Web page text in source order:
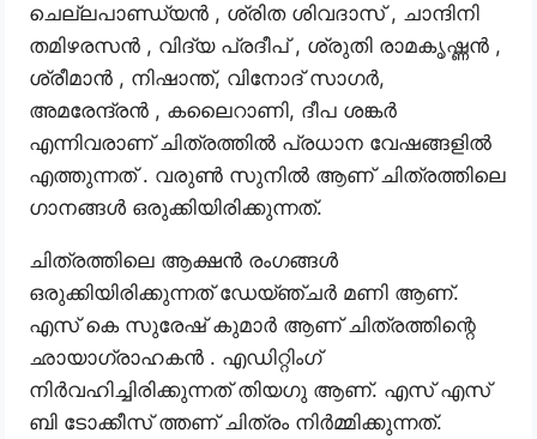
ചെല്ലപാണ്ഡ്യൻ , ശ്രിത ശിവദാസ് , ചാന്ദിനി
തമിഴരസൻ , വിദ്യ പ്രദീപ് , ശ്രുതി രാമകൃഷ്ണൻ ,
ശ്രീമാൻ , നിഷാന്ത്, വിനോദ് സാഗർ,
അമരേന്ദ്രൻ , കലൈറാണി, ദീപ ശങ്കർ
എന്നിവരാണ് ചിത്രത്തിൽ പ്രധാന വേഷങ്ങളിൽ
എത്തുന്നത് . വരുൺ സുനിൽ ആണ് ചിത്രത്തിലെ
ഗാനങ്ങൾ ഒരുക്കിയിരിക്കുന്നത്.
ചിത്രത്തിലെ ആക്ഷൻ രംഗങ്ങൾ
ഒരുക്കിയിരിക്കുന്നത് ഡേയ്ഞ്ചർ മണി ആണ്.
എസ് കെ സുരേഷ് കുമാർ ആണ് ചിത്രത്തിന്റെ
ഛായാഗ്രാഹകൻ . എഡിറ്റിംഗ്
നിർവഹിച്ചിരിക്കുന്നത് തിയഗു ആണ്. എസ് എസ്
ബി ടോക്കീസ് ത്തണ് ചിത്രം നിർമ്മിക്കുന്നത്.